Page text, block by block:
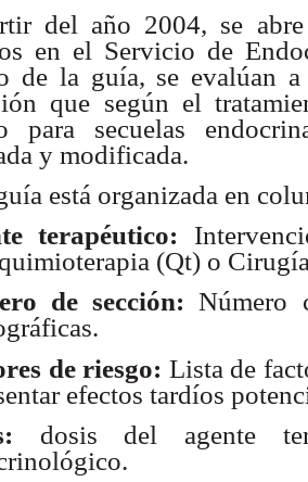
del año 2004, se abre
en el Servicio de
de la guía, se evalúan
que según el
para secuelas
y modificada.
está organizada en
terapéutico:
(Qt) o
de sección: Número
de riesgo: Lista de
efectos tardíos
dosis del agente